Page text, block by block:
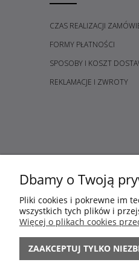
CZAS REALIZACJI
FORMY PŁATNOŚCI
SPOSOBY I KOSZT
REKLAMACJE I ZWROTY
Dbamy o Twoją
Pliki cookies i pokrewne im
wszystkich tych plików i
Więcej o plikach cookies
ZAAKCEPTUJ TYLKO